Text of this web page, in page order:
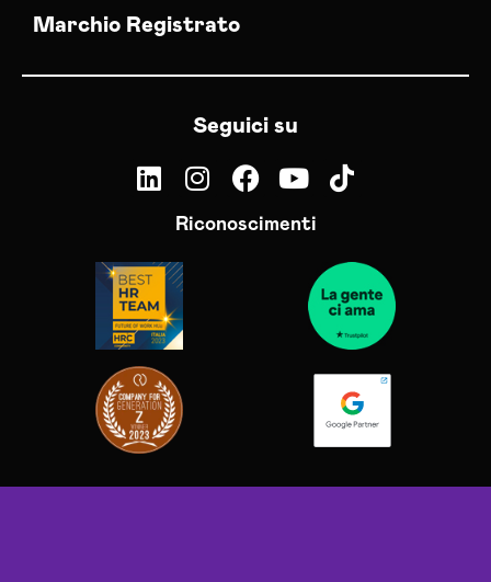
Marchio Registrato
Seguici su
Riconoscimenti